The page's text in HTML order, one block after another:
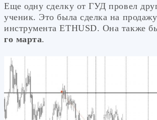
Еще одну сделку от ГУД провел
ученик. Это была сделка на продажу
инструмента ETHUSD. Она также
го марта.